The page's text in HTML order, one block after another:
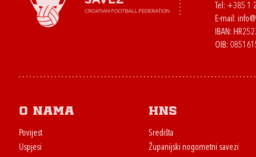
Tel: +385 1
E-mail:
IBAN:
OIB:
O nama
Povijest
Uspjesi
HNS
Središta
Županijski nogometni savezi